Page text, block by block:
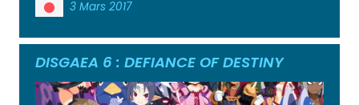
3 Mars 2017
DISGAEA 6 : DEFIANCE OF DESTINY